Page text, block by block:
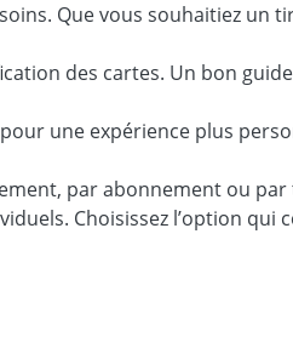
Que vous souhaitiez un
des cartes. Un bon
une expérience plus
par abonnement ou
Choisissez l’option qui